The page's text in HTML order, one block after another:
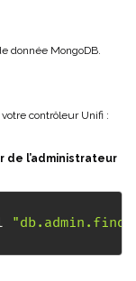
donnée MongoDB.
contrôleur Unifi :
de l’administrateur